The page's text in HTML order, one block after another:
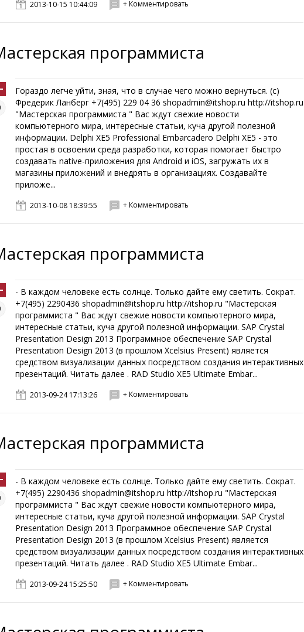
2013-10-15 10:44:09 + Комментировать
программиста
Гораздо легче уйти, зная, что в случае чего можно вернуться. (с)
Фредерик Ланберг +7(495) 229 04 36 shopadmin@itshop.ru http://itshop.ru
"Мастерская программиста " Вас ждут свежие новости
компьютерного мира, интересные статьи, куча другой полезной
информации. Delphi XE5 Professional Embarcadero Delphi XE5 - это
простая в освоении среда разработки, которая помогает быстро
создавать native-приложения для Android и iOS, загружать их в
магазины приложений и внедрять в организациях. Создавайте
приложе...
2013-10-08 18:39:55 + Комментировать
программиста
- В каждом человеке есть солнце. Только дайте ему светить. Сократ.
+7(495) 2290436 shopadmin@itshop.ru http://itshop.ru "Мастерская
программиста " Вас ждут свежие новости компьютерного мира,
интересные статьи, куча другой полезной информации. SAP Crystal
Presentation Design 2013 Программное обеспечение SAP Crystal
Presentation Design 2013 (в прошлом Xcelsius Present) является
средством визуализации данных посредством создания интерактивных
презентаций. Читать далее . RAD Studio XE5 Ultimate Embar...
2013-09-24 17:13:26 + Комментировать
программиста
- В каждом человеке есть солнце. Только дайте ему светить. Сократ.
+7(495) 2290436 shopadmin@itshop.ru http://itshop.ru "Мастерская
программиста " Вас ждут свежие новости компьютерного мира,
интересные статьи, куча другой полезной информации. SAP Crystal
Presentation Design 2013 Программное обеспечение SAP Crystal
Presentation Design 2013 (в прошлом Xcelsius Present) является
средством визуализации данных посредством создания интерактивных
презентаций. Читать далее . RAD Studio XE5 Ultimate Embar...
2013-09-24 15:25:50 + Комментировать